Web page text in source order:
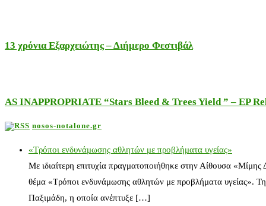
13 χρόνια Εξαρχειώτης – Διήμερο Φεστιβάλ
AS INAPPROPRIATE “Stars Bleed & Trees Yield ” – EP
nosos-notalone.gr
«Τρόποι ενδυνάμωσης αθλητών με προβλήματα υγείας»
Με ιδιαίτερη επιτυχία πραγματοποιήθηκε στην Αίθουσα
θέμα «Τρόποι ενδυνάμωσης αθλητών με προβλήματα υγείας».
Παξιμάδη, η οποία ανέπτυξε […]